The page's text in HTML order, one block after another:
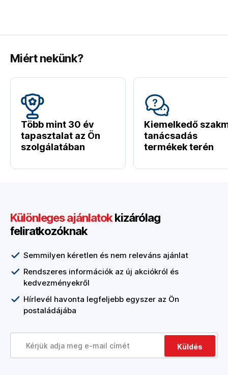
Miért nekünk?
Több mint 30 év
tapasztalat az Ön
szolgálatában
Kiemelkedő
tanácsadás
termékek terén
Különleges ajánlatokkizárólag
feliratkozóknak
Semmilyen kéretlen és nem releváns ajánlat
Rendszeres információk az új akciókról és
kedvezményekről
Hírlevél havonta legfeljebb egyszer az Ön
postaládájába
Küldés